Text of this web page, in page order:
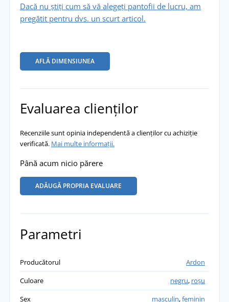
Dacă nu știți cum să vă alegeți pantofii de lucru, am
pregătit pentru dvs. un scurt articol.
AFLĂ DIMENSIUNEA
Evaluarea clienților
Recenziile sunt opinia independentă a clienților cu achiziție
verificată. Mai multe informații.
Până acum nicio părere
ADĂUGĂ PROPRIA EVALUARE
Parametri
Producătorul
Ardon
Culoare
negru, roșu
Sex
masculin,feminin